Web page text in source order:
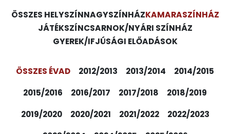
ÖSSZES HELYSZÍNNAGYSZÍNHÁZKAMARASZÍNHÁZ
JÁTÉKSZÍNCSARNOK/NYÁRI SZÍNHÁZ
GYEREK/IFJÚSÁGI ELŐADÁSOK
ÖSSZES ÉVAD 2012/2013 2013/2014
2014/2015
2015/2016
2016/2017 2017/2018
2018/2019
2019/2020
2020/2021 2021/2022
2022/2023